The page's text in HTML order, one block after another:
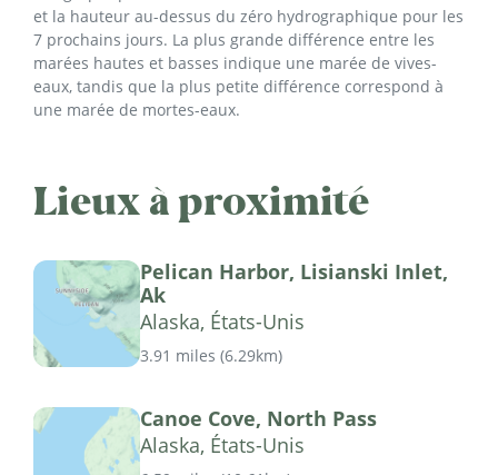
et la hauteur au-dessus du zéro hydrographique pour les
7 prochains jours. La plus grande différence entre les
marées hautes et basses indique une marée de vives-
eaux, tandis que la plus petite différence correspond à
une marée de mortes-eaux.
Lieux à proximité
Pelican Harbor, Lisianski Inlet,
Ak
Alaska, États-Unis
3.91 miles (6.29km)
Canoe Cove, North Pass
Alaska, États-Unis